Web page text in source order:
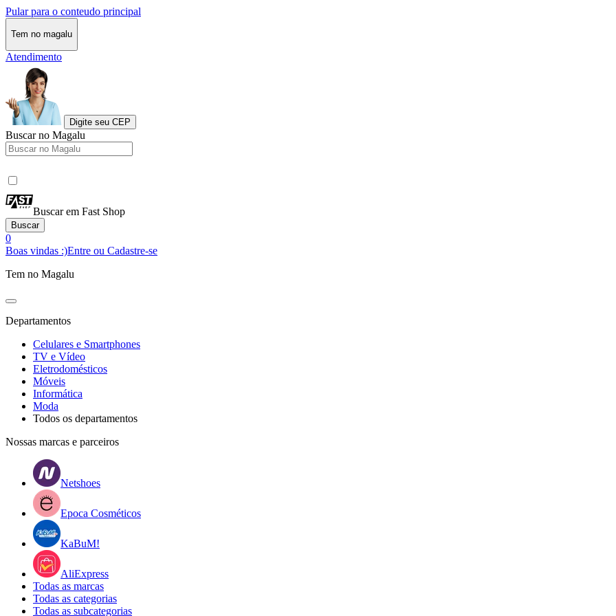
Pular para o conteudo principal
Tem no magalu
Atendimento
Digite seu CEP
Buscar no Magalu
Buscar em Fast Shop
Buscar
0
Boas vindas :)Entre ou Cadastre-se
Tem no Magalu
Departamentos
Celulares e Smartphones
TV e Vídeo
Eletrodomésticos
Móveis
Informática
Moda
Todos os departamentos
Nossas marcas e parceiros
Netshoes
Epoca Cosméticos
KaBuM!
AliExpress
Todas as marcas
Todas as categorias
Todas as subcategorias